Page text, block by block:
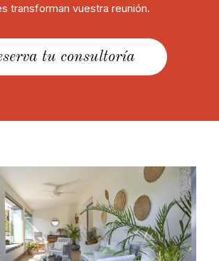
transforman vuestra reunión.
tu consultoría